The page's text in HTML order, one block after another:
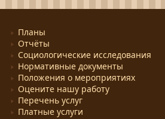
Планы
Отчёты
Социологические исследования
Нормативные документы
Положения о мероприятиях
Оцените нашу работу
Перечень услуг
Платные услуги